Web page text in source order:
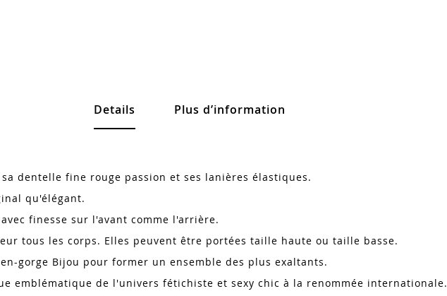
Details
dentelle fine rouge passion et ses lanières élastiques.
qu'élégant.
finesse sur l'avant comme l'arrière.
tous les corps. Elles peuvent être portées taille haute ou taille basse.
gorge Bijou pour former un ensemble des plus exaltants.
emblématique de l'univers fétichiste et sexy chic à la renommée internationale.
Plus d’information